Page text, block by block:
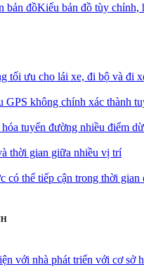
bản đồKiểu bản đồ tùy chỉnh,
tối ưu cho lái xe, đi bộ và đi
GPS không chính xác thành
tuyến đường nhiều điểm
thời gian giữa nhiều vị trí
có thể tiếp cận trong thời gian
với nhà phát triển với cơ sở